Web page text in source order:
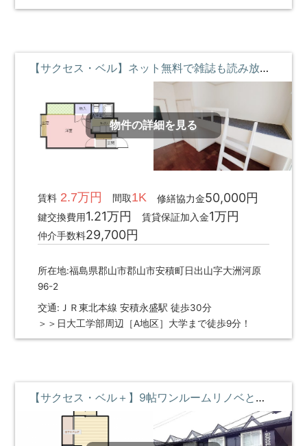
【サクセス・ベル】ネット無料で雑誌も読み放題♪ロフトベッド付 ①階 **即入居募集中**
物件の詳細を見る
賃料2.7万円 間取1K 修繕協力金50,000円
鍵交換費用1.21万円 賃貸保証加入金1万円
仲介手数料29,700円
所在地:福島県郡山市郡山市安積町日出山字大洲河原
96-2
交通:ＪＲ東北本線 安積永盛駅 徒歩30分
＞＞日大工学部周辺［A地区］大学まで徒歩9分！
【サクセス・ベル＋】9帖ワンルームリノベとベッド付のお部屋♪ ①階 **即入居募集中**